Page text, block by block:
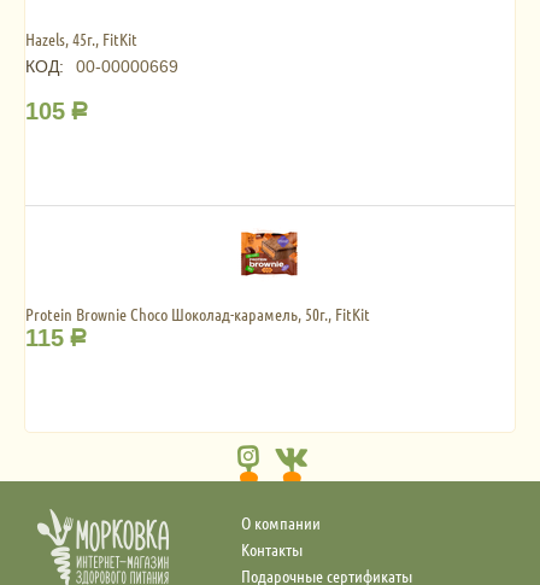
Hazels, 45г., FitKit
КОД: 00-00000669
105 Р
Protein Brownie Choco Шоколад-карамель, 50г., FitKit
115 Р
О компании
Контакты
Подарочные сертификаты